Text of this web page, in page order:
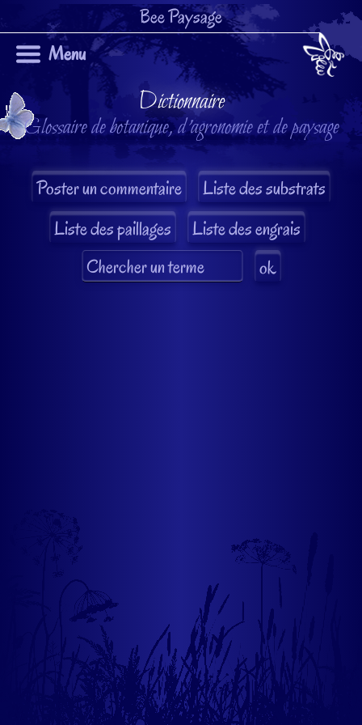
Bee Paysage
Menu
Dictionnaire
Glossaire de botanique, d'agronomie et de paysage
Liste des substrats
Liste des paillages
Liste des engrais